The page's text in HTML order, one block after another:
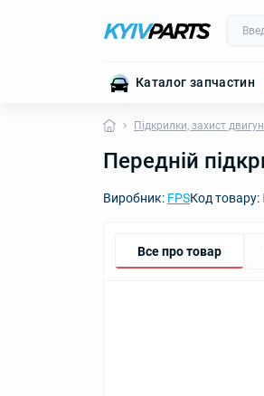
Каталог запчастин
Підкрилки, захист
Передній
Виробник: FPSКод товару:
Все про товар